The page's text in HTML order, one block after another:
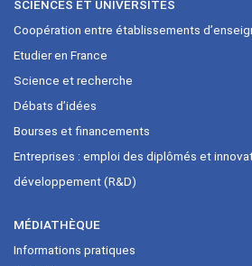
SCIENCES ET UNIVERSITÉS
Coopération entre établissements
Etudier en France
Science et recherche
Débats d’idées
Bourses et financements
Entreprises : emploi des diplômés et
développement (R&D)
MÉDIATHÈQUE
Informations pratiques